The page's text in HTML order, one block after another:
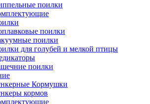
поилки
поилки
поилки
для голубей и мелкой птицы
поилки
Кормушки
кормов